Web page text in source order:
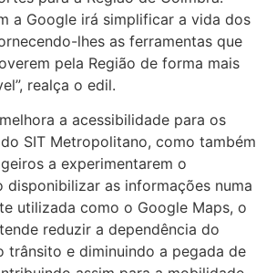
a Google irá simplificar a vida dos
lhes as ferramentas que
pela Região de forma mais
realça o edil.
a acessibilidade para os
SIT Metropolitano, como também
a experimentarem o
as informações numa
utilizada como o Google Maps, o
reduzir a dependência do
trânsito e diminuindo a pegada de